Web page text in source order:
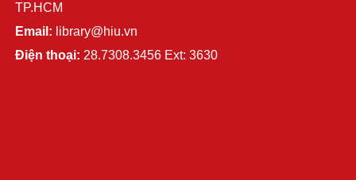
TP.HCM
Email: library@hiu.vn
Điện thoại: 28.7308.3456 Ext: 3630